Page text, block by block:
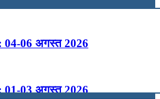
04-06 अगस्त 2026
01-03 अगस्त 2026